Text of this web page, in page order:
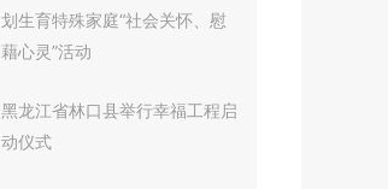
划生育特殊家庭“社会关怀、慰
藉心灵”活动
黑龙江省林口县举行幸福工程启
动仪式